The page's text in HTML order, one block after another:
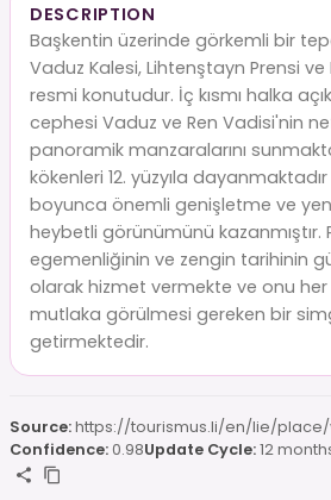
DESCRIPTION
Başkentin üzerinde görkemli bir
Vaduz Kalesi, Lihtenştayn Prensi ve
resmi konutudur. İç kısmı halka
cephesi Vaduz ve Ren Vadisi'nin
panoramik manzaralarını
kökenleri 12. yüzyıla dayanmaktadır
boyunca önemli genişletme ve
heybetli görünümünü kazanmıştır.
egemenliğinin ve zengin tarihinin
olarak hizmet vermekte ve onu
mutlaka görülmesi gereken bir
getirmektedir.
Source:https://tourismus.li/en/lie/
Confidence:0.98Update Cycle:12